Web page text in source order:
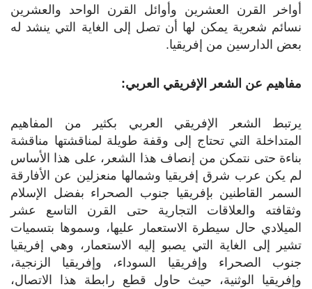
أواخر القرن العشرين وأوائل القرن الواحد والعشرين
نسائم شعرية يمكن لها أن تصل إلى الغاية التي ينشد له
بعض الدارسين من إفريقيا.
مفاهيم عن الشعر الإفريقي العربي:
يرتبط الشعر الإفريقي العربي بكثير من المفاهيم
المتداخلة التي تحتاج إلى وقفة طويلة لمناقشتها مناقشة
بناءة حتى نتمكن من إنصاف هذا الشعر، على هذا الأساس
لم يكن عرب شرق إفريقيا وشمالها منعزلين عن الأفارقة
السمر القاطنين بإفريقيا جنوب الصحراء بفضل الإسلام
وثقافته والعلاقات التجارية حتى القرن التاسع عشر
الميلادي حال سيطرة الاستعمار عليها، وسموها بتسميات
تشير إلى الغاية التي يصبو إليه الاستعمار، وهي إفريقيا
جنوب الصحراء وإفريقيا السوداء، وإفريقيا الزنجية،
وإفريقيا الوثنية، حيث حاول قطع رابطة هذا الاتصال،